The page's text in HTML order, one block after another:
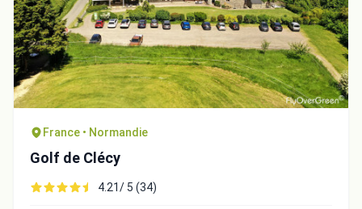
France • Normandie
Golf de Clécy
4.21/ 5 (34)